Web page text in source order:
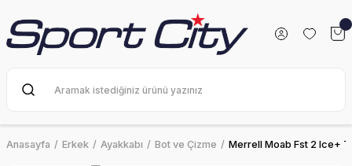
Anasayfa Erkek Ayakkabı Bot ve Çizme Merrell Moab Fst 2 Ice+